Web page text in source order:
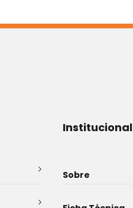
Institucional
Sobre